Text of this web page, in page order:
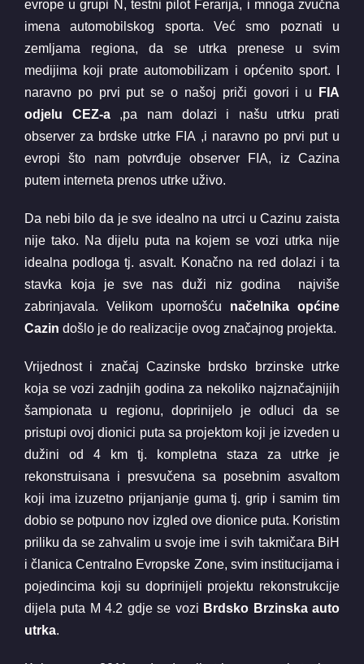
evrope u grupi N, testni pilot Ferarija, i mnoga zvučna
imena automobilskog sporta. Već smo poznati u
zemljama regiona, da se utrka prenese u svim
medijima koji prate automobilizam i općenito sport. I
naravno po prvi put se o našoj priči govori i u
FIA
odjelu CEZ-a,pa nam dolazi i našu utrku prati
observer za brdske utrke FIA ,i naravno po prvi put u
evropi što nam potvrđuje observer FIA, iz Cazina
putem interneta prenos utrke uživo.
Da nebi bilo da je sve idealno na utrci u Cazinu zaista
nije tako. Na dijelu puta na kojem se vozi utrka nije
idealna podloga tj. asvalt. Konačno na red dolazi i ta
stavka koja je sve nas duži niz godina najviše
zabrinjavala. Velikom upornošću načelnika općine
Cazin došlo je do realizacije ovog značajnog projekta.
Vrijednost i značaj Cazinske brdsko brzinske utrke
koja se vozi zadnjih godina za nekoliko najznačajnijih
šampionata u regionu, doprinijelo je odluci da se
pristupi ovoj dionici puta sa projektom koji je izveden u
dužini od 4 km tj. kompletna staza za utrke je
rekonstruisana i presvučena sa posebnim asvaltom
koji ima izuzetno prijanjanje guma tj. grip i samim tim
dobio se potpuno nov izgled ove dionice puta. Koristim
priliku da se zahvalim u svoje ime i svih takmičara BiH
i članica Centralno Evropske Zone, svim institucijama i
pojedincima koji su doprinijeli projektu rekonstrukcije
dijela puta M 4.2 gdje se vozi Brdsko Brzinska auto
utrka.